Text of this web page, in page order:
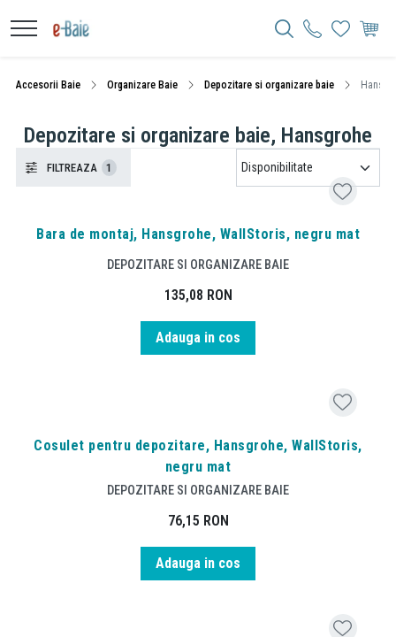
Accesorii Baie Organizare Baie Depozitare si organizare baie
Depozitare si organizare baie, Hansgrohe
FILTREAZA 1
Bara de montaj, Hansgrohe, WallStoris, negru mat
DEPOZITARE SI ORGANIZARE BAIE
135,08 RON
Adauga in cos
Cosulet pentru depozitare, Hansgrohe, WallStoris,
negru mat
DEPOZITARE SI ORGANIZARE BAIE
76,15 RON
Adauga in cos